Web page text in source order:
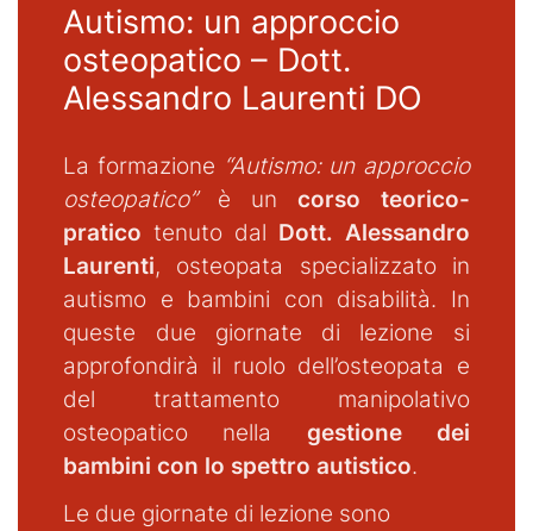
Autismo: un approccio
osteopatico – Dott.
Alessandro Laurenti DO
La formazione “Autismo: un approccio
osteopatico”è un corso teorico-
pratico tenuto dal Dott. Alessandro
Laurenti, osteopata specializzato in
autismo e bambini con disabilità. In
queste due giornate di lezione si
approfondirà il ruolo dell’osteopata e
del trattamento manipolativo
osteopatico nella gestione dei
bambini con lo spettro autistico.
Le due giornate di lezione sono